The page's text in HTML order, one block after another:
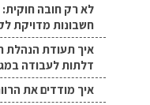
לא רק חובה
חשבונות מדויקת
דלתות לעבודה
איך מודדים את